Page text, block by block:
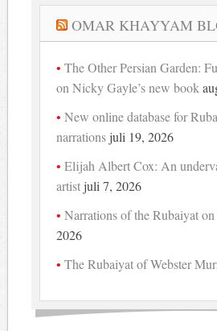
OMAR KHAYYAM
The Other Persian Garden:
on Nicky Gayle’s new book
New online database for
narrations juli 19, 2026
Elijah Albert Cox: An
artist juli 7, 2026
Narrations of the Rubaiyat
2026
The Rubaiyat of Webster